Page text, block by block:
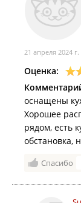
21 апреля 2024 г.
Оценка:
оснащены
Хорошее
рядом, есть
обстановка,
Спасибо